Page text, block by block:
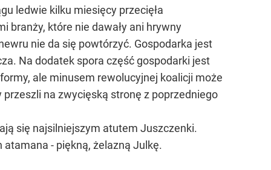
ledwie kilku miesięcy przecięła
branży, które nie dawały ani hrywny
nie da się powtórzyć. Gospodarka jest
Na dodatek spora część gospodarki jest
ale minusem rewolucyjnej koalicji może
na zwycięską stronę z poprzedniego
się najsilniejszym atutem Juszczenki.
- piękną, żelazną Julkę.